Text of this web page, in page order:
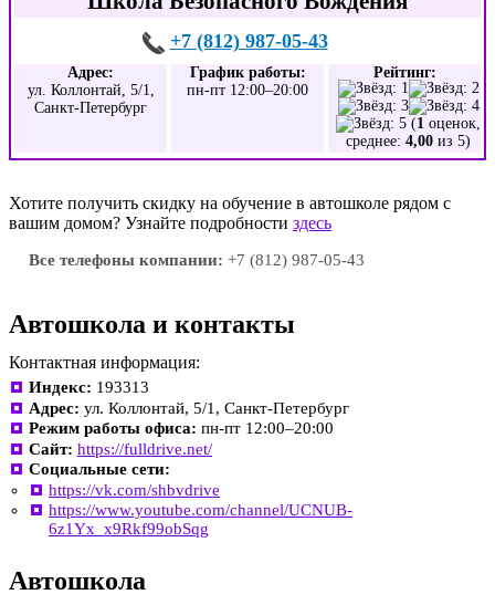
+7 (812) 987-05-43
Адрес:
ул. Коллонтай, 5/1,
Санкт-Петербург
График работы:
пн-пт 12:00–20:00
Рейтинг:
(1 оценок,
среднее: 4,00 из 5)
Хотите получить скидку на обучение в автошколе рядом с
вашим домом? Узнайте подробности здесь
Все телефоны компании: +7 (812) 987-05-43
Автошкола и контакты
Контактная информация:
Индекс: 193313
Адрес: ул. Коллонтай, 5/1, Санкт-Петербург
Режим работы офиса: пн-пт 12:00–20:00
Сайт: https://fulldrive.net/
Социальные сети:
https://vk.com/shbvdrive
https://www.youtube.com/channel/UCNUB-
6z1Yx_x9Rkf99obSqg
Автошкола